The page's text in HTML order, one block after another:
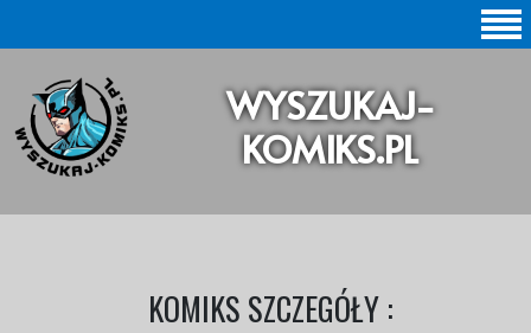
SZUKAJ |
BAZA KOMIKSÓW |
KOLEKCJE KOMIKSÓW
WYSZUKAJ-
KOMIKS.PL
KOMIKS SZCZEGÓŁY :